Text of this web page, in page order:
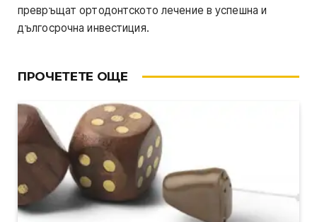
превръщат ортодонтското лечение в успешна и
дългосрочна инвестиция.
ПРОЧЕТЕТЕ ОЩЕ